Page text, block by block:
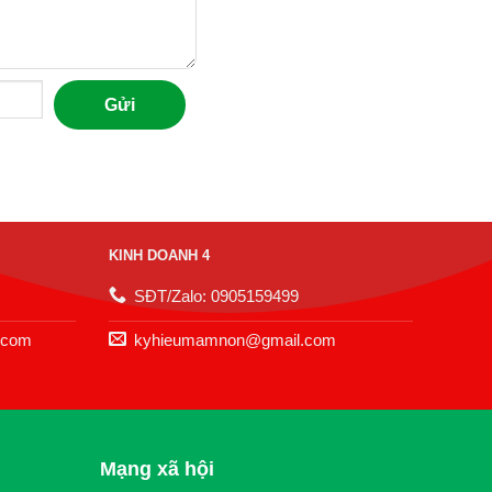
Gửi
KINH DOANH 4
SĐT/Zalo: 0905159499
kyhieumamnon@gmail.com
Mạng xã hội